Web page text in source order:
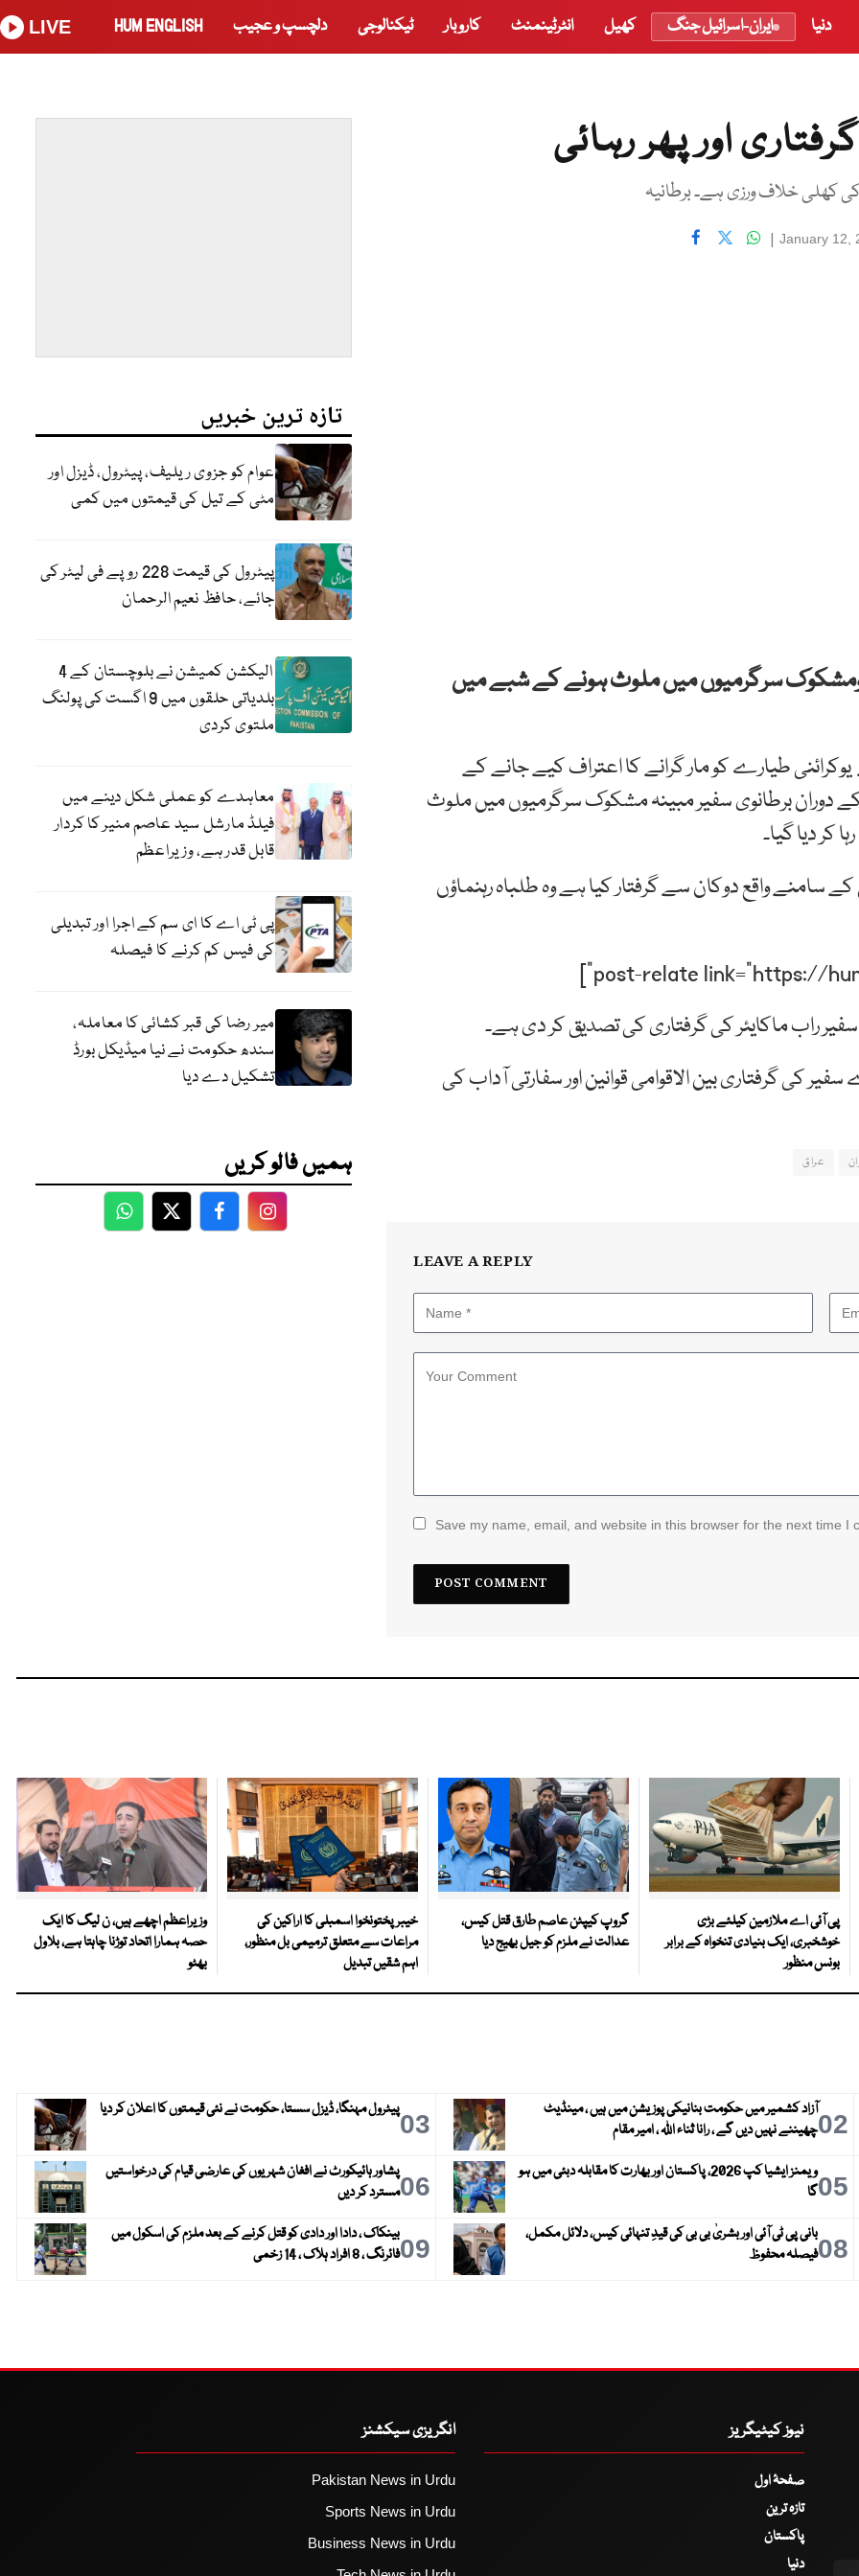
دنیا ایران-اسرائیل جنگ کھیل انٹرٹینمنٹ کاروبار ٹیکنالوجی دلچسپ و عجیب HUM ENGLISH
LIVE
اور پھر رہائی
کی کھلی خلاف ورزی ہے۔ برطانیہ
January 12,
|
کومشکوک سرگرمیوں میں ملوث ہونے کے شبے میں
طیارے کو مار گرانے کا اعتراف کیے جانے کے
کے دوران برطانوی سفیر مبینہ مشکوک سرگرمیوں میں ملوث
کر دیا گیا۔
کے سامنے واقع دوکان سے گرفتار کیا ہے وہ طلباہ رہنماؤں
راب ماکایئر کی گرفتاری کی تصدیق کر دی ہے۔
کی گرفتاری بین الاقوامی قوانین اور سفارتی آداب کی
عراق
LEAVE A REPLY
Save my name, email, and website in this browser for the next time I
تازہ ترین خبریں
عوام کو جزوی ریلیف، پیٹرول، ڈیزل اور
مٹی کے تیل کی قیمتوں میں کمی
پیٹرول کی قیمت 228 روپے فی لیٹر کی
جائے، حافظ نعیم الرحمان
الیکشن کمیشن نے بلوچستان کے 4
بلدیاتی حلقوں میں 9 اگست کی پولنگ
ملتوی کردی
معاہدے کو عملی شکل دینے میں
فیلڈ مارشل سید عاصم منیر کا کردار
قابل قدر ہے، وزیراعظم
پی ٹی اے کا ای سم کے اجرا اور تبدیلی
کی فیس کم کرنے کا فیصلہ
میر رضا کی قبر کشائی کا معاملہ،
سندھ حکومت نے نیا میڈیکل بورڈ
تشکیل دے دیا
ہمیں فالو کریں
WhatsApp
TwitterFacebookFacebook
پی آئی اے ملازمین کیلئے بڑی
خوشخبری، ایک بنیادی تنخواہ کے برابر
بونس منظور
گروپ کیپٹن عاصم طارق قتل کیس،
عدالت نے ملزم کو جیل بھیج دیا
خیبرپختونخوا اسمبلی کا اراکین کی
مراعات سے متعلق ترمیمی بل منظور،
اہم شقیں تبدیل
وزیراعظم اچھے ہیں، ن لیگ کا ایک
حصہ ہمارا اتحاد توڑنا چاہتا ہے، بلاول
بھٹو
02آزاد کشمیر میں حکومت بنانیکی پوزیشن میں ہیں ، مینڈیٹ
چھیننے نہیں دیں گے ، رانا ثناء اللہ ، امیر مقام
03پیٹرول مہنگا، ڈیزل سستا، حکومت نے نئی قیمتوں کا اعلان کر دیا
05
ویمنز ایشیا کپ 2026، پاکستان اور بھارت کا مقابلہ دبئی میں ہو
گا
06پشاور ہائیکورٹ نے افغان شہریوں کی عارضی قیام کی درخواستیں
مسترد کر دیں
08بانی پی ٹی آئی اور بشریٰ بی بی کی قیدِ تنہائی کیس، دلائل مکمل،
فیصلہ محفوظ
09بینکاک ، دادا اور دادی کو قتل کرنے کے بعد ملزم کی اسکول میں
فائرنگ ، 8 افراد ہلاک ، 14 زخمی
نیوز کیٹیگریز
صفحۂ اول
تازہ ترین
پاکستان
دنیا
انگریزی سیکشنز
Pakistan News in Urdu
Sports News in Urdu
Business News in Urdu